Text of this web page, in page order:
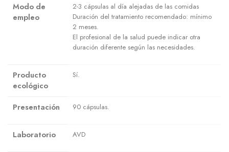
Modo de
empleo
2-3 cápsulas al día alejadas de las comidas
Duración del tratamiento recomendado: mínimo
2 meses.
El profesional de la salud puede indicar otra
duración diferente según las necesidades.
Producto
ecológico
Sí.
Presentación 90 cápsulas.
Laboratorio AVD